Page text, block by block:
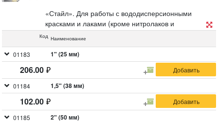
«Стайл». Для работы с вододисперсионными
красками и лаками (кроме нитролаков и
нитрокрасок). Искусственная чёрно-белая щетина,
Код Наименование
01183 1" (25 мм)
206.00
01184 1,5" (38 мм)
102.00
01185 2" (50 мм)